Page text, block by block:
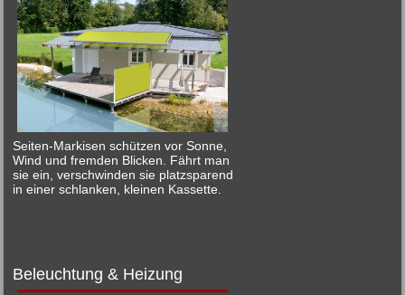
Seiten-Markisen schützen vor Sonne,
Wind und fremden Blicken. Fährt man
sie ein, verschwinden sie platzsparend
in einer schlanken, kleinen Kassette.
Beleuchtung & Heizung